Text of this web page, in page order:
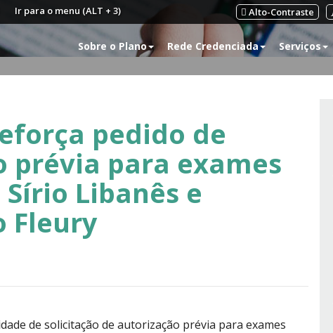
Ir para o menu (ALT + 3) Alto-Contraste
Sobre o Plano Rede Credenciada Serviços
pedido de
prévia para exames
Libanês e
Fleury
de solicitação de autorização prévia para exames